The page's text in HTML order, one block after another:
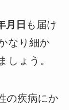
月日 も届け
なり細か
しょう。
の疾病にか